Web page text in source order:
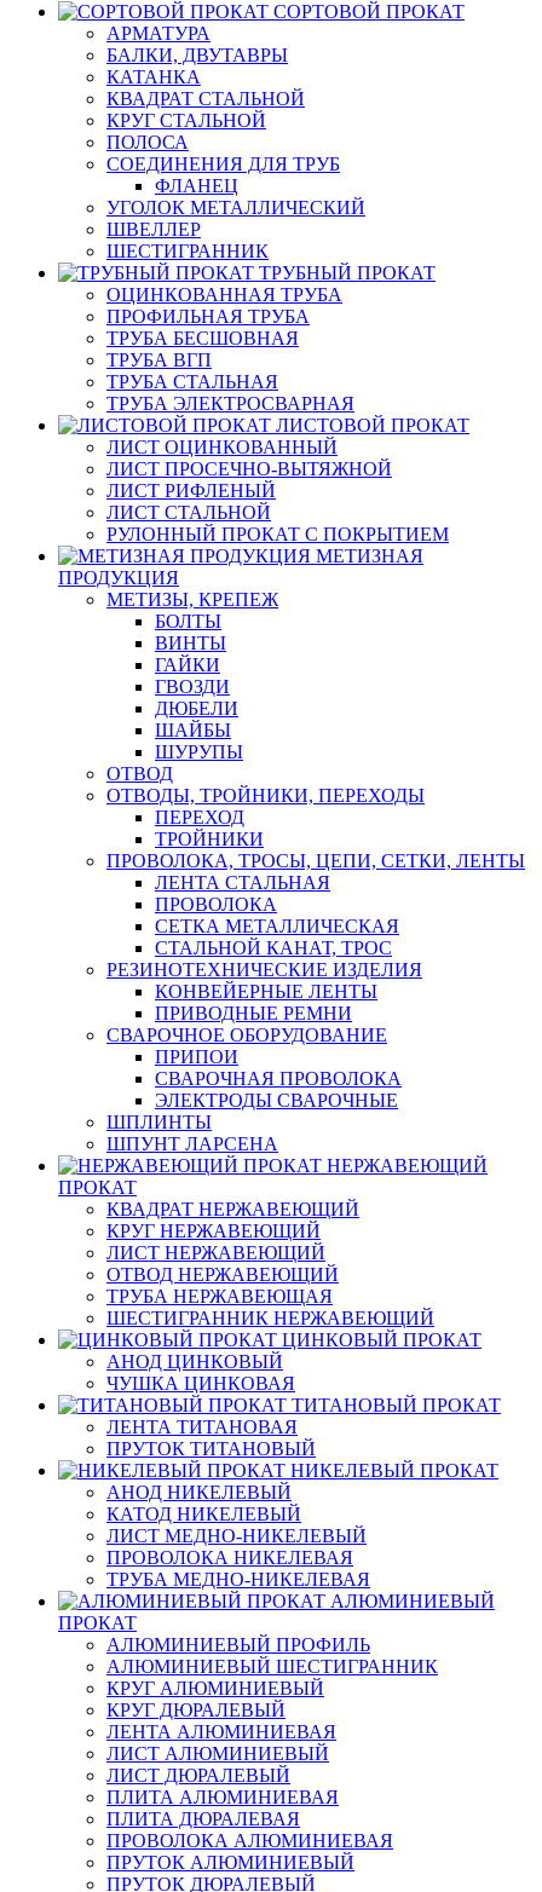
СОРТОВОЙ ПРОКАТ
АРМАТУРА
БАЛКИ, ДВУТАВРЫ
КАТАНКА
КВАДРАТ СТАЛЬНОЙ
КРУГ СТАЛЬНОЙ
ПОЛОСА
СОЕДИНЕНИЯ ДЛЯ ТРУБ
ФЛАНЕЦ
УГОЛОК МЕТАЛЛИЧЕСКИЙ
ШВЕЛЛЕР
ШЕСТИГРАННИК
ТРУБНЫЙ ПРОКАТ
ОЦИНКОВАННАЯ ТРУБА
ПРОФИЛЬНАЯ ТРУБА
ТРУБА БЕСШОВНАЯ
ТРУБА ВГП
ТРУБА СТАЛЬНАЯ
ТРУБА ЭЛЕКТРОСВАРНАЯ
ЛИСТОВОЙ ПРОКАТ
ЛИСТ ОЦИНКОВАННЫЙ
ЛИСТ ПРОСЕЧНО-ВЫТЯЖНОЙ
ЛИСТ РИФЛЕНЫЙ
ЛИСТ СТАЛЬНОЙ
РУЛОННЫЙ ПРОКАТ С ПОКРЫТИЕМ
МЕТИЗНАЯ
ПРОДУКЦИЯ
МЕТИЗЫ, КРЕПЕЖ
БОЛТЫ
ВИНТЫ
ГАЙКИ
ГВОЗДИ
ДЮБЕЛИ
ШАЙБЫ
ШУРУПЫ
ОТВОД
ОТВОДЫ, ТРОЙНИКИ, ПЕРЕХОДЫ
ПЕРЕХОД
ТРОЙНИКИ
ПРОВОЛОКА, ТРОСЫ, ЦЕПИ, СЕТКИ, ЛЕНТЫ
ЛЕНТА СТАЛЬНАЯ
ПРОВОЛОКА
СЕТКА МЕТАЛЛИЧЕСКАЯ
СТАЛЬНОЙ КАНАТ, ТРОС
РЕЗИНОТЕХНИЧЕСКИЕ ИЗДЕЛИЯ
КОНВЕЙЕРНЫЕ ЛЕНТЫ
ПРИВОДНЫЕ РЕМНИ
СВАРОЧНОЕ ОБОРУДОВАНИЕ
ПРИПОИ
СВАРОЧНАЯ ПРОВОЛОКА
ЭЛЕКТРОДЫ СВАРОЧНЫЕ
ШПЛИНТЫ
ШПУНТ ЛАРСЕНА
НЕРЖАВЕЮЩИЙ
ПРОКАТ
КВАДРАТ НЕРЖАВЕЮЩИЙ
КРУГ НЕРЖАВЕЮЩИЙ
ЛИСТ НЕРЖАВЕЮЩИЙ
ОТВОД НЕРЖАВЕЮЩИЙ
ТРУБА НЕРЖАВЕЮЩАЯ
ШЕСТИГРАННИК НЕРЖАВЕЮЩИЙ
ЦИНКОВЫЙ ПРОКАТ
АНОД ЦИНКОВЫЙ
ЧУШКА ЦИНКОВАЯ
ТИТАНОВЫЙ ПРОКАТ
ЛЕНТА ТИТАНОВАЯ
ПРУТОК ТИТАНОВЫЙ
НИКЕЛЕВЫЙ ПРОКАТ
АНОД НИКЕЛЕВЫЙ
КАТОД НИКЕЛЕВЫЙ
ЛИСТ МЕДНО-НИКЕЛЕВЫЙ
ПРОВОЛОКА НИКЕЛЕВАЯ
ТРУБА МЕДНО-НИКЕЛЕВАЯ
АЛЮМИНИЕВЫЙ
ПРОКАТ
АЛЮМИНИЕВЫЙ ПРОФИЛЬ
АЛЮМИНИЕВЫЙ ШЕСТИГРАННИК
КРУГ АЛЮМИНИЕВЫЙ
КРУГ ДЮРАЛЕВЫЙ
ЛЕНТА АЛЮМИНИЕВАЯ
ЛИСТ АЛЮМИНИЕВЫЙ
ЛИСТ ДЮРАЛЕВЫЙ
ПЛИТА АЛЮМИНИЕВАЯ
ПЛИТА ДЮРАЛЕВАЯ
ПРОВОЛОКА АЛЮМИНИЕВАЯ
ПРУТОК АЛЮМИНИЕВЫЙ
ПРУТОК ДЮРАЛЕВЫЙ